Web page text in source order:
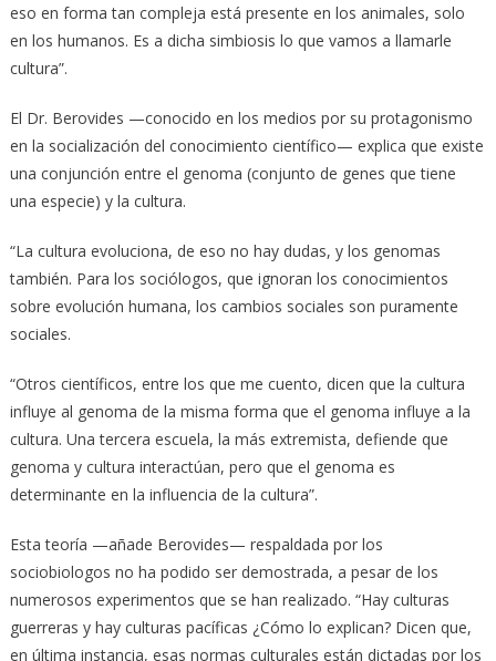
eso en forma tan compleja está presente en los animales, solo
en los humanos. Es a dicha simbiosis lo que vamos a llamarle
cultura”.
El Dr. Berovides —conocido en los medios por su protagonismo
en la socialización del conocimiento científico— explica que existe
una conjunción entre el genoma (conjunto de genes que tiene
una especie) y la cultura.
“La cultura evoluciona, de eso no hay dudas, y los genomas
también. Para los sociólogos, que ignoran los conocimientos
sobre evolución humana, los cambios sociales son puramente
sociales.
“Otros científicos, entre los que me cuento, dicen que la cultura
influye al genoma de la misma forma que el genoma influye a la
cultura. Una tercera escuela, la más extremista, defiende que
genoma y cultura interactúan, pero que el genoma es
determinante en la influencia de la cultura”.
Esta teoría —añade Berovides— respaldada por los
sociobiologos no ha podido ser demostrada, a pesar de los
numerosos experimentos que se han realizado. “Hay culturas
guerreras y hay culturas pacíficas ¿Cómo lo explican? Dicen que,
en última instancia, esas normas culturales están dictadas por los